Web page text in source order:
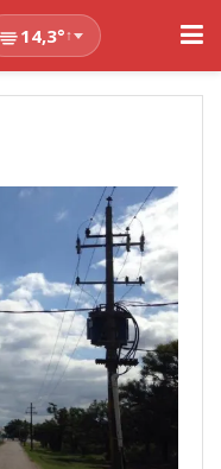
14,3°↑